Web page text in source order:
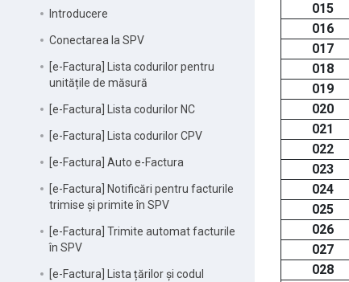
Introducere
Conectarea la SPV
[e-Factura] Lista codurilor pentru
unitățile de măsură
[e-Factura] Lista codurilor NC
[e-Factura] Lista codurilor CPV
[e-Factura] Auto e-Factura
[e-Factura] Notificări pentru facturile
trimise și primite în SPV
[e-Factura] Trimite automat facturile
în SPV
[e-Factura] Lista țărilor și codul
015
016
017
018
019
020
021
022
023
024
025
026
027
028